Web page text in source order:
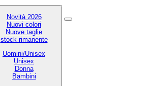
Novità 2026
Nuovi colori
Nuove taglie
stock rimanente
Uomini/Unisex
Unisex
Donna
Bambini